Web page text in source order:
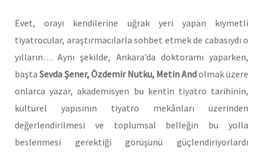
Evet, orayı kendilerine uğrak yeri yapan kıymetli
tiyatrocular, araştırmacılarla sohbet etmek de cabasıydı o
yılların… Aynı şekilde, Ankara’da doktoramı yaparken,
başta Sevda Şener, Özdemir Nutku, Metin Andolmak üzere
onlarca yazar, akademisyen bu kentin tiyatro tarihinin,
kültürel yapısının tiyatro mekânları üzerinden
değerlendirilmesi ve toplumsal belleğin bu yolla
beslenmesi gerektiği görüşünü güçlendiriyorlardı